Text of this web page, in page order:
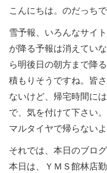
こんにちは。のだっちで
雪予報、いろんなサイ
が降る予報は消えてい
ら明後日の朝方まで降
積もりそうですね。皆
ないけど、帰宅時間に
で、気を付けて下さい
マルタイヤで帰らないよ
それでは、本日のブログ
本日は、ＹＭＳ館林店